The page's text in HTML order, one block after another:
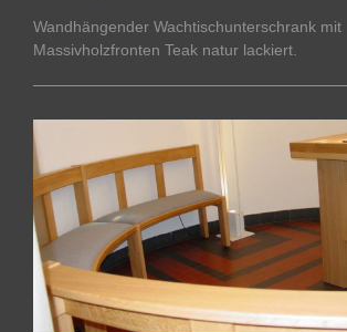
Wandhängender Wachtischunterschrank mit
Massivholzfronten Teak natur lackiert.